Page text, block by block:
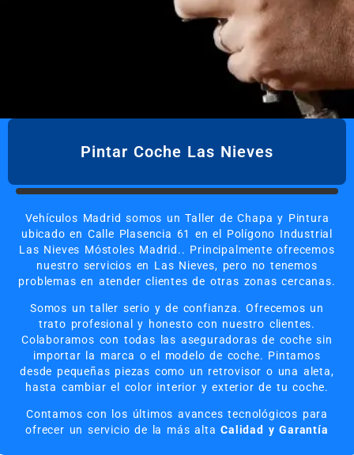
Pintar Coche Las Nieves
Vehículos Madrid somos un Taller de Chapa y Pintura
ubicado en Calle Plasencia 61 en el Polígono Industrial
Las Nieves Móstoles Madrid.. Principalmente ofrecemos
nuestro servicios en Las Nieves, pero no tenemos
problemas en atender clientes de otras zonas cercanas.
Somos un taller serio y de confianza. Ofrecemos un
trato profesional y honesto con nuestro clientes.
Colaboramos con todas las aseguradoras de coche sin
importar la marca o el modelo de coche. Pintamos
desde pequeñas piezas como un retrovisor o una aleta,
hasta cambiar el color interior y exterior de tu coche.
Contamos con los últimos avances tecnológicos para
ofrecer un servicio de la más altaCalidad y Garantía